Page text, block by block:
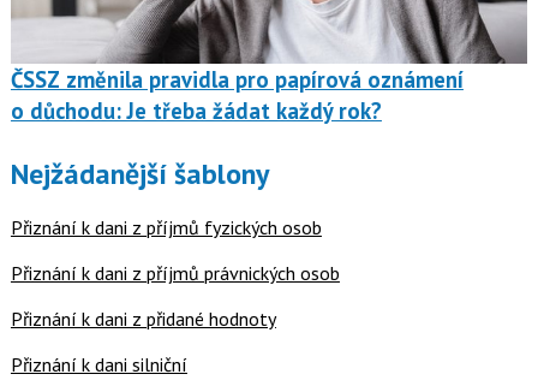
ČSSZ změnila pravidla pro papírová oznámení
o důchodu: Je třeba žádat každý rok?
Nejžádanější šablony
Přiznání k dani z příjmů fyzických osob
Přiznání k dani z příjmů právnických osob
Přiznání k dani z přidané hodnoty
Přiznání k dani silniční